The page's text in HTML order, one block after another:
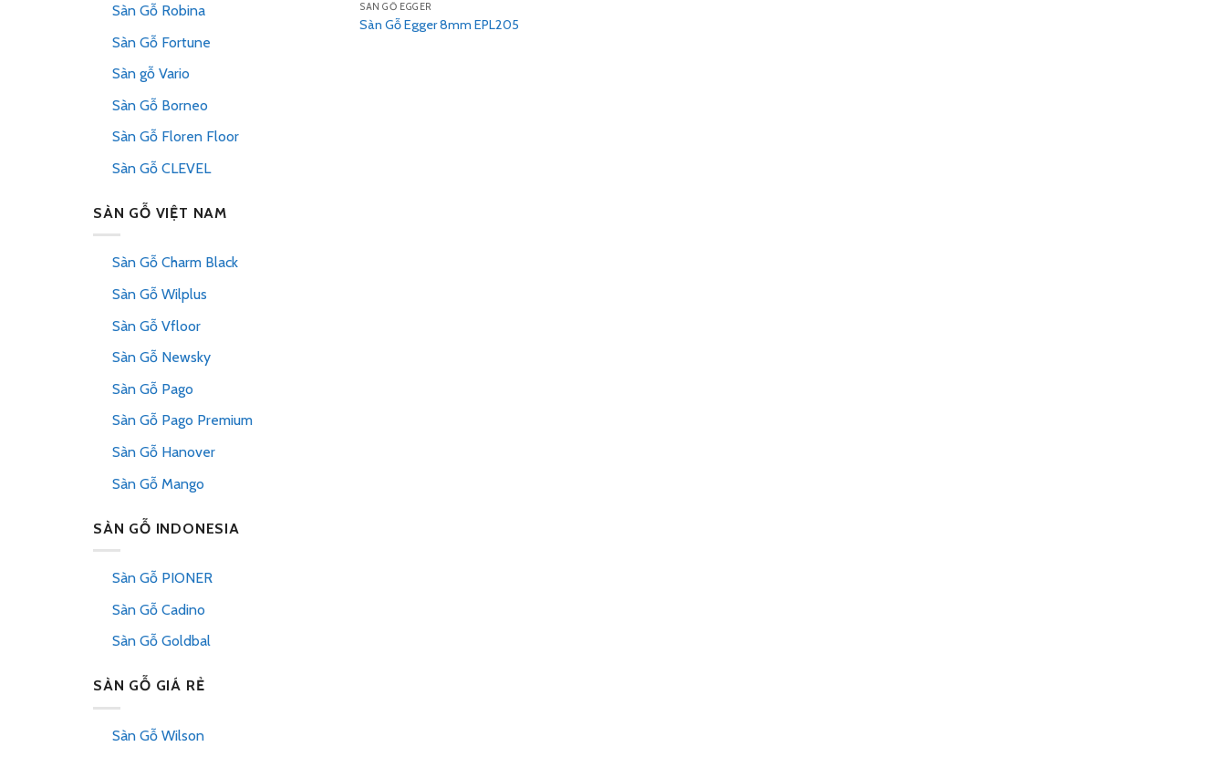
Sàn Gỗ Robina
Sàn Gỗ Fortune
Sàn gỗ Vario
Sàn Gỗ Borneo
Sàn Gỗ Floren Floor
Sàn Gỗ CLEVEL
SÀN GỖ VIỆT NAM
Sàn Gỗ Charm Black
Sàn Gỗ Wilplus
Sàn Gỗ Vfloor
Sàn Gỗ Newsky
Sàn Gỗ Pago
Sàn Gỗ Pago Premium
Sàn Gỗ Hanover
Sàn Gỗ Mango
SÀN GỖ INDONESIA
Sàn Gỗ PIONER
Sàn Gỗ Cadino
Sàn Gỗ Goldbal
SÀN GỖ GIÁ RẺ
Sàn Gỗ Wilson
SÀN GỖ EGGER
Sàn Gỗ Egger 8mm EPL205